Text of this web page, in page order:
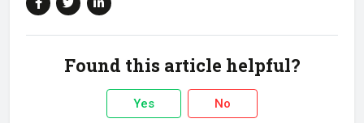
Found this article helpful?
Yes No